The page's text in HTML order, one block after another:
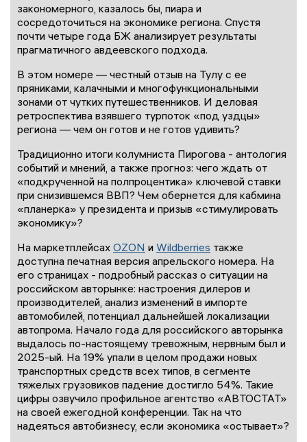
закономерного, казалось бы, пиара и
сосредоточиться на экономике региона. Спустя
почти четыре года БЖ анализирует результаты
прагматичного авдеевского подхода.
В этом номере — честный отзыв на Тулу с ее
пряниками, калачными и многофункциональными
зонами от чутких путешественников. И деловая
ретроспектива взявшего турпоток «под уздцы»
региона — чем он готов и не готов удивить?
Традиционно итоги колумниста Пирогова - антология
событий и мнений, а также прогноз: чего ждать от
«подкрученной на полпроцентика» ключевой ставки
при снизившемся ВВП? Чем обернется для кабмина
«планерка» у президента и призыв «стимулировать
экономику»?
На маркетплейсах OZON и Wildberries также
доступна печатная версия апрельского номера. На
его страницах - подробный рассказ о ситуации на
российском авторынке: настроения дилеров и
производителей, анализ изменений в импорте
автомобилей, потенциал дальнейшей локализации
автопрома. Начало года для российского авторынка
выдалось по-настоящему тревожным, нервным был и
2025-ый. На 19% упали в целом продажи новых
транспортных средств всех типов, в сегменте
тяжелых грузовиков падение достигло 54%. Такие
цифры озвучило профильное агентство «АВТОСТАТ»
на своей ежегодной конференции. Так на что
надеяться автобизнесу, если экономика «остывает»?